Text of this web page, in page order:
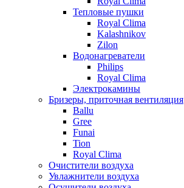
Тепловые пушки
Royal Clima
Kalashnikov
Zilon
Водонагреватели
Philips
Royal Clima
Электрокамины
Бризеры, приточная вентиляция
Ballu
Gree
Funai
Tion
Royal Clima
Очистители воздуха
Увлажнители воздуха